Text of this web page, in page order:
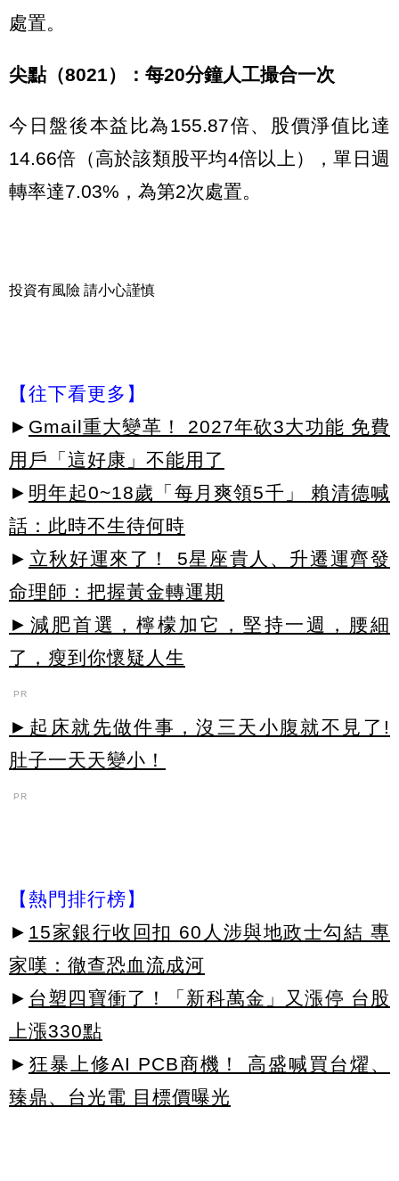
處置。
尖點（8021）：每20分鐘人工撮合一次
今日盤後本益比為155.87倍、股價淨值比達
14.66倍（高於該類股平均4倍以上），單日週
轉率達7.03%，為第2次處置。
投資有風險 請小心謹慎
【往下看更多】
► Gmail重大變革！ 2027年砍3大功能 免費
用戶「這好康」不能用了
► 明年起0~18歲「每月爽領5千」 賴清德喊
話：此時不生待何時
► 立秋好運來了！ 5星座貴人、升遷運齊發
命理師：把握黃金轉運期
►減肥首選，檸檬加它，堅持一週，腰細
了，瘦到你懷疑人生
PR
►起床就先做件事，沒三天小腹就不見了!
肚子一天天變小！
PR
【熱門排行榜】
► 15家銀行收回扣 60人涉與地政士勾結 專
家嘆：徹查恐血流成河
► 台塑四寶衝了！「新科萬金」又漲停 台股
上漲330點
► 狂暴上修AI PCB商機！ 高盛喊買台燿、
臻鼎、台光電 目標價曝光